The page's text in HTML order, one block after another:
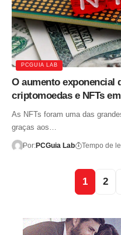
PCGUIA LAB
O aumento exponencial
criptomoedas e NFTs
As NFTs foram uma das
graças aos…
Por:PCGuia Lab Tempo de
1 2